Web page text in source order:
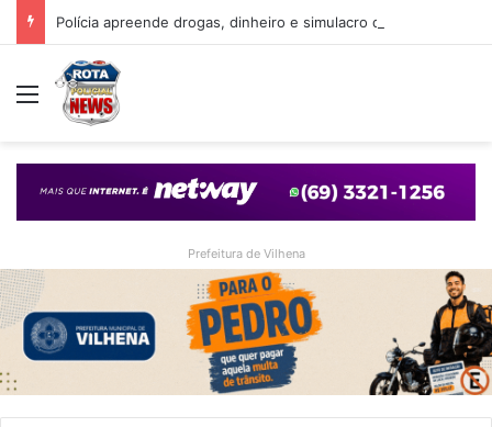
Menu
Prefeitura de Vilhena